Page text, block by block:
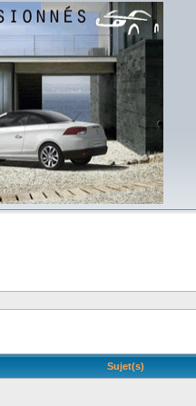
Sujet(s)